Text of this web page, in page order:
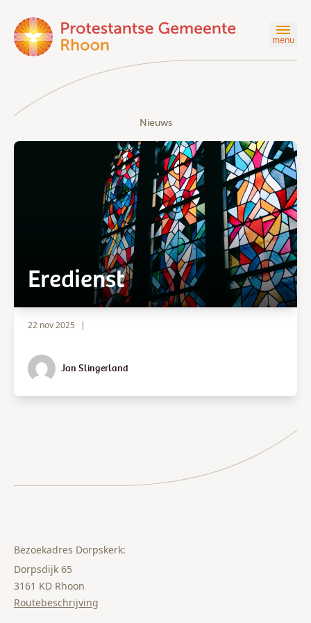
menu
Nieuws
Eredienst
22 nov 2025 |
Jan Slingerland
Bezoekadres Dorpskerk:
Dorpsdijk 65
3161 KD Rhoon
Routebeschrijving